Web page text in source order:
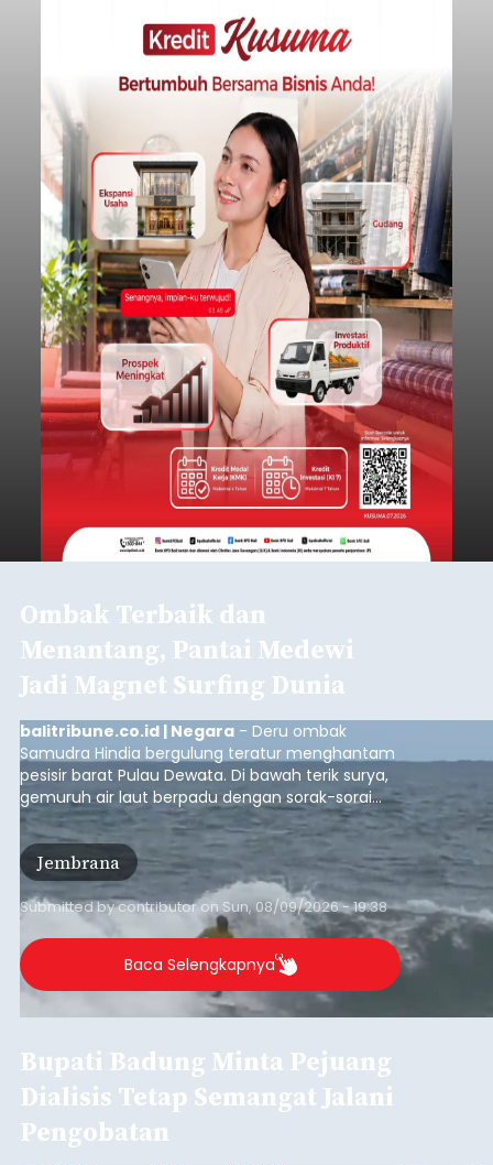
Ombak Terbaik dan
Menantang, Pantai Medewi
Jadi Magnet Surfing Dunia
balitribune.co.id | Negara - Deru ombak
Samudra Hindia bergulung teratur menghantam
pesisir barat Pulau Dewata. Di bawah terik surya,
gemuruh air laut berpadu dengan sorak-sorai
penonton yang memadati Pantai Medewi,
Kecamatan Pekutatan pada Minggu (9/8/2026).
Ratusan peselancar dari berbagai penjuru
nusantara berkompetisi menaklukan ombak
terbaik dan menantang.
Jembrana
Submitted bycontributoron Sun, 08/09/2026 - 19:38
Baca Selengkapnya
Bupati Badung Minta Pejuang
Dialisis Tetap Semangat Jalani
Pengobatan